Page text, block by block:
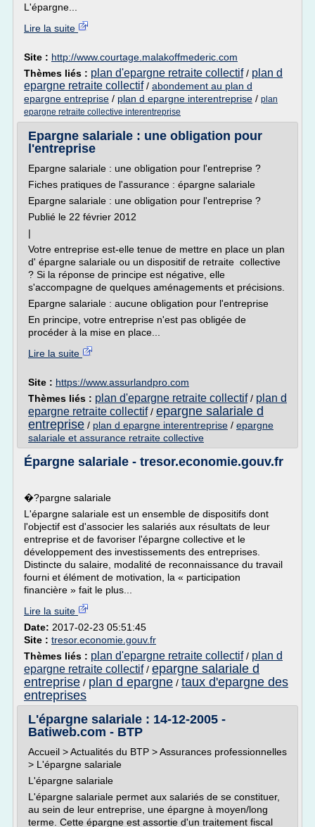
L'épargne...
Lire la suite
Site : http://www.courtage.malakoffmederic.com
Thèmes liés : plan d'epargne retraite collectif/ plan d
epargne retraite collectif/ abondement au plan d
epargne entreprise / plan d epargne interentreprise / plan
epargne retraite collective interentreprise
Epargne salariale : une obligation pour
l'entreprise
Epargne salariale : une obligation pour l'entreprise ?
Fiches pratiques de l'assurance : épargne salariale
Epargne salariale : une obligation pour l'entreprise ?
Publié le 22 février 2012
|
Votre entreprise est-elle tenue de mettre en place un plan
d' épargne salariale ou un dispositif de retraite collective
? Si la réponse de principe est négative, elle
s'accompagne de quelques aménagements et précisions.
Epargne salariale : aucune obligation pour l'entreprise
En principe, votre entreprise n'est pas obligée de
procéder à la mise en place...
Lire la suite
Site : https://www.assurlandpro.com
Thèmes liés : plan d'epargne retraite collectif/ plan d
epargne retraite collectif/ epargne salariale d
entreprise / plan d epargne interentreprise / epargne
salariale et assurance retraite collective
Épargne salariale - tresor.economie.gouv.fr
�?pargne salariale
L'épargne salariale est un ensemble de dispositifs dont
l'objectif est d'associer les salariés aux résultats de leur
entreprise et de favoriser l'épargne collective et le
développement des investissements des entreprises.
Distincte du salaire, modalité de reconnaissance du travail
fourni et élément de motivation, la « participation
financière » fait le plus...
Lire la suite
Date: 2017-02-23 05:51:45
Site : tresor.economie.gouv.fr
Thèmes liés : plan d'epargne retraite collectif/ plan d
epargne retraite collectif/ epargne salariale d
entreprise / plan d epargne / taux d'epargne des
entreprises
L'épargne salariale : 14-12-2005 -
Batiweb.com - BTP
Accueil > Actualités du BTP > Assurances professionnelles
> L'épargne salariale
L'épargne salariale
L'épargne salariale permet aux salariés de se constituer,
au sein de leur entreprise, une épargne à moyen/long
terme. Cette épargne est assortie d'un traitement fiscal